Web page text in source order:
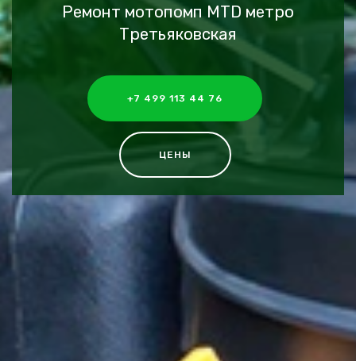
Ремонт мотопомп MTD метро
Третьяковская
+7 499 113 44 76
ЦЕНЫ